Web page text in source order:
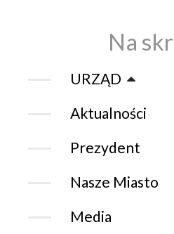
Na
URZĄD
Aktualności
Prezydent
Nasze Miasto
Media